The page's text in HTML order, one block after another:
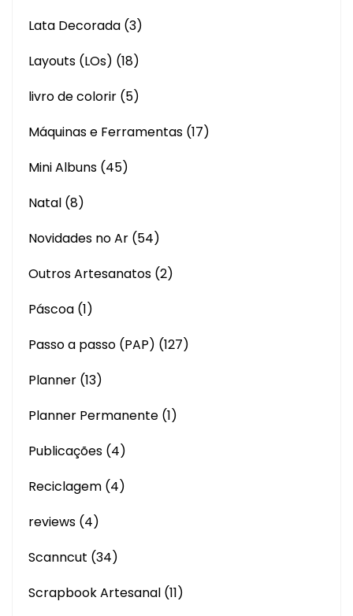
Lata Decorada (3)
Layouts (LOs) (18)
livro de colorir (5)
Máquinas e Ferramentas (17)
Mini Albuns (45)
Natal (8)
Novidades no Ar (54)
Outros Artesanatos (2)
Páscoa (1)
Passo a passo (PAP) (127)
Planner (13)
Planner Permanente (1)
Publicações (4)
Reciclagem (4)
reviews (4)
Scanncut (34)
Scrapbook Artesanal (11)